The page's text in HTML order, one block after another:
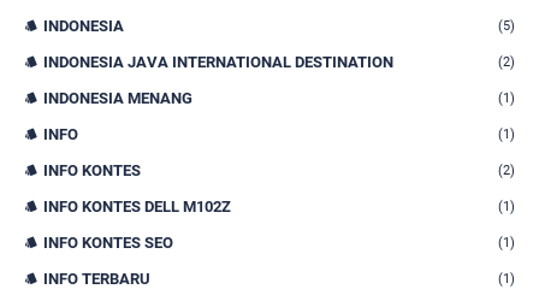
INDONESIA (5)
INDONESIA JAVA INTERNATIONAL DESTINATION (2)
INDONESIA MENANG (1)
INFO (1)
INFO KONTES (2)
INFO KONTES DELL M102Z (1)
INFO KONTES SEO (1)
INFO TERBARU (1)